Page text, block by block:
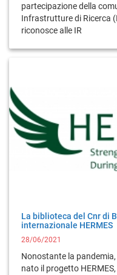
partecipazione della
Infrastrutture di Ricerca
riconosce alle IR
La biblioteca del Cnr di
internazionale HERMES
28/06/2021
Nonostante la
nato il progetto